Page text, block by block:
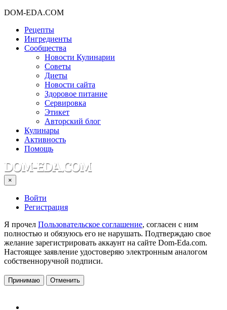
DOM-EDA.COM
Рецепты
Ингредиенты
Сообщества
Новости Кулинарии
Советы
Диеты
Новости сайта
Здоровое питание
Сервировка
Этикет
Авторский блог
Кулинары
Активность
Помощь
×
Войти
Регистрация
Я прочел Пользовательское соглашение, согласен с ним
полностью и обязуюсь его не нарушать. Подтверждаю свое
желание зарегистрировать аккаунт на сайте Dom-Eda.com.
Настоящее заявление удостоверяю электронным аналогом
собственноручной подписи.
Принимаю Отменить